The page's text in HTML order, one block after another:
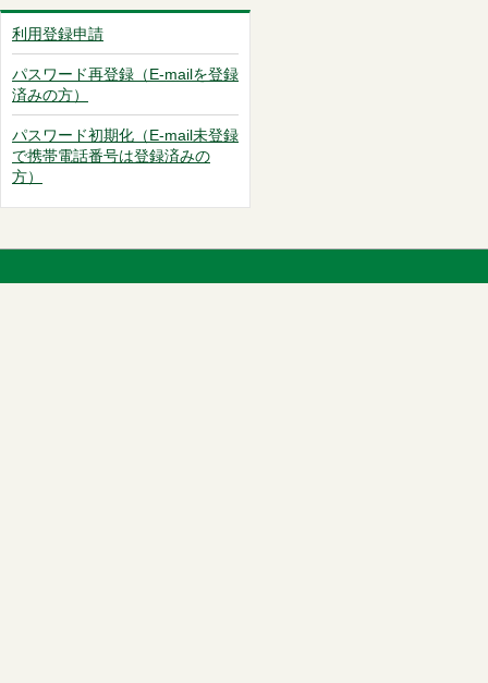
利用登録申請
パスワード再登録（E-mailを登録
済みの方）
パスワード初期化（E-mail未登録
で携帯電話番号は登録済みの
方）